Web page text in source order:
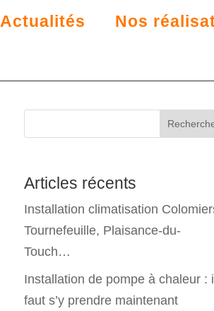
Actualités Nos
Articles récents
Installation climatisation
Tournefeuille, Plaisance-du-
Touch…
Installation de pompe à chaleur : il
faut s’y prendre maintenant